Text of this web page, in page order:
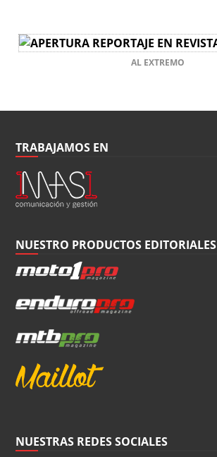
AL EXTREMO
TRABAJAMOS EN
NUESTRO PRODUCTOS EDITORIALES
NUESTRAS REDES SOCIALES